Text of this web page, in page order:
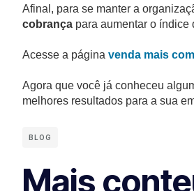
Afinal, para se manter a
cobrança para aumentar o índice
Acesse a página venda mais
Agora que você já conheceu
melhores resultados para a sua
BLOG
Mais